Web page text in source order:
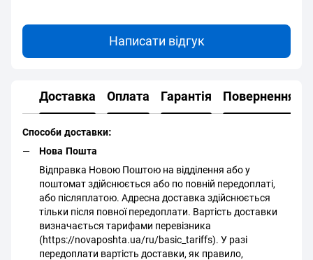
Написати відгук
Доставка Оплата Гарантія Повернення
Способи доставки:
Нова Пошта
Відправка Новою Поштою на відділення або у
поштомат здійснюється або по повній передоплаті,
або післяплатою. Адресна доставка здійснюється
тільки після повної передоплати. Вартість доставки
визначається тарифами перевізника
(https://novaposhta.ua/ru/basic_tariffs). У разі
передоплати вартість доставки, як правило,